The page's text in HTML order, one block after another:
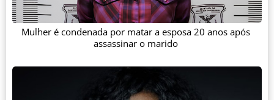
Mulher é condenada por matar a esposa 20 anos após
assassinar o marido